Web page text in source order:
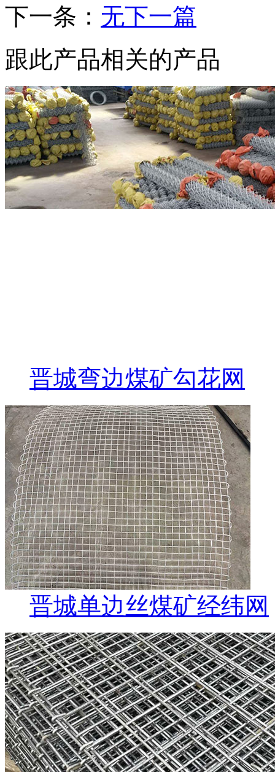
下一条： 无下一篇
跟此产品相关的产品
晋城弯边煤矿勾花网
晋城单边丝煤矿经纬网